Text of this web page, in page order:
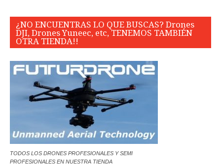
¿NO ENCUENTRAS LO QUE BUSCAS? Drones
DJI, Drones Yuneec, etc, TENEMOS TAMBIÉN
OTRA TIENDA!!
TODOS LOS DRONES PROFESIONALES Y SEMI
PROFESIONALES EN NUESTRA TIENDA